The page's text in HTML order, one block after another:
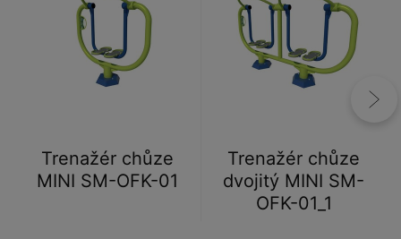
Trenažér chůze
MINI SM-OFK-01
Trenažér chůze
dvojitý MINI SM-
OFK-01_1